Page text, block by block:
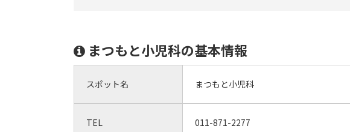
まつもと小児科の基本情報
スポット名 まつもと小児科
TEL 011-871-2277